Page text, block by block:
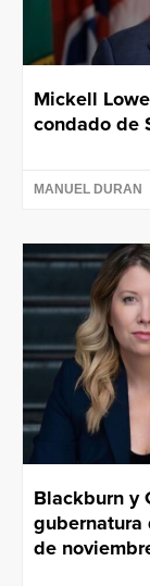
Mickell
condado de
MANUEL DURAN
Blackburn y
gubernatura
de